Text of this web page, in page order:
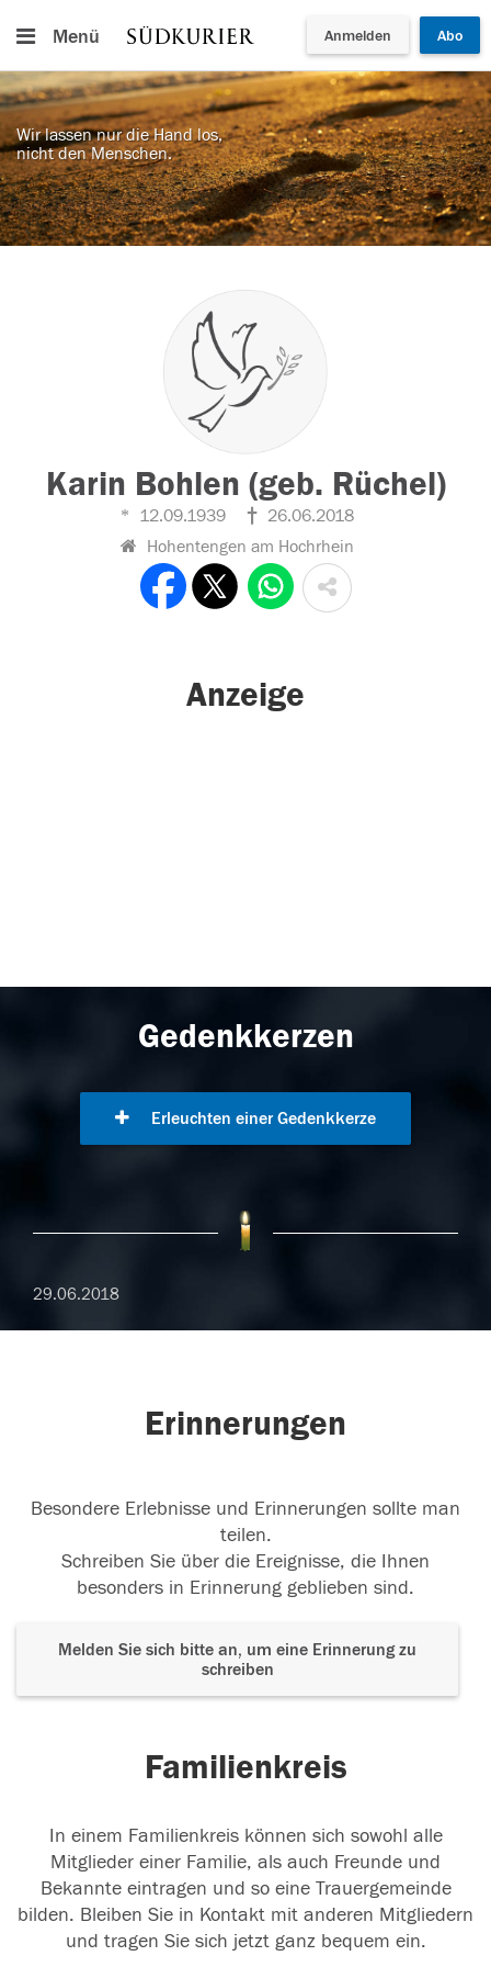
Menü Anmelden Abo
Wir lassen nur die Hand los,
nicht den Menschen.
Karin Bohlen (geb. Rüchel)
12.09.1939
26.06.2018
Hohentengen am Hochrhein
Anzeige
Gedenkkerzen
Erleuchten einer Gedenkkerze
29.06.2018
Erinnerungen
Besondere Erlebnisse und Erinnerungen sollte man
teilen.
Schreiben Sie über die Ereignisse, die Ihnen
besonders in Erinnerung geblieben sind.
Melden Sie sich bitte an, um eine Erinnerung zu
schreiben
Familienkreis
In einem Familienkreis können sich sowohl alle
Mitglieder einer Familie, als auch Freunde und
Bekannte eintragen und so eine Trauergemeinde
bilden. Bleiben Sie in Kontakt mit anderen Mitgliedern
und tragen Sie sich jetzt ganz bequem ein.